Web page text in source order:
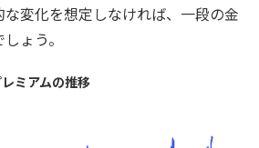
変化を想定しなければ、一段の金
ょう。
レミアムの推移